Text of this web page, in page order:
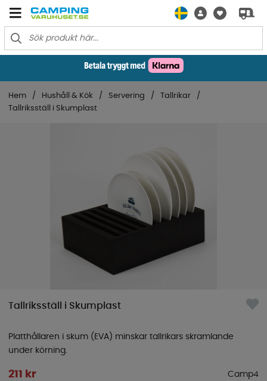
Hem Hushåll & Kök Servering
Tallrikar
Tallriksställ i Skumplast
Tallriksställ i Skumplast
Platthållaren i skum (EVA) minskar tallrikars skramlande
under körning.
211 kr Camp4